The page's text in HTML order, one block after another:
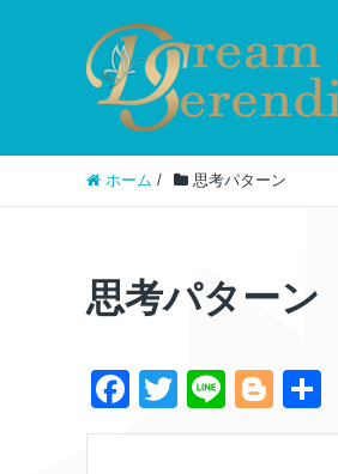
ホーム / 思考パターン
思考パターン
F
a
T
wi
Li
n
Bl
o